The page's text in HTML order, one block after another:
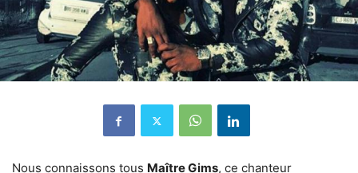
Nous connaissons tous Maître Gims, ce chanteur